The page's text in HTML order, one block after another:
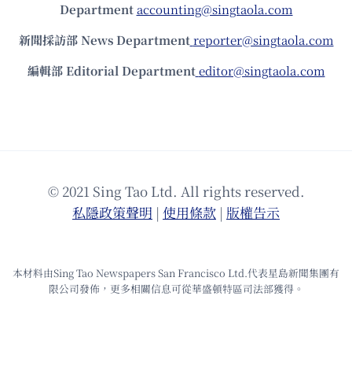
Department accounting@singtaola.com
新聞採訪部 News Department reporter@singtaola.com
編輯部 Editorial Department editor@singtaola.com
© 2021 Sing Tao Ltd. All rights reserved.
私隱政策聲明 | 使⽤條款 | 版權告⽰
本材料由Sing Tao Newspapers San Francisco Ltd.代表星島新聞集團有
限公司發佈，更多相關信息可從華盛頓特區司法部獲得。